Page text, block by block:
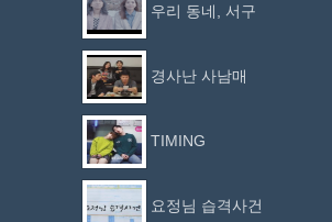
우리 동네, 서구
경사난 사남매
TIMING
요정님 습격사건